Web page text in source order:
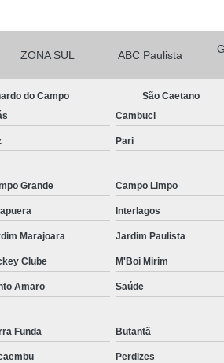
Micropigmentação
Micropigmentação de Barba São
Micropigmentação Fio a Fio Barba
Micropigmentação na Barba ABC
Nano Micropigmentação de Barba
Nano Pigmentação Cabelo Rio
Nano
Nano
Nano
Pigmentação Capilar 3d
ZONA SUL ABC Paulista
do Campo São Caetano
Cambuci
Pari
Grande Campo Limpo
Interlagos
Marajoara Jardim Paulista
Clube M'Boi Mirim
Amaro Saúde
Funda Butantã
Perdizes